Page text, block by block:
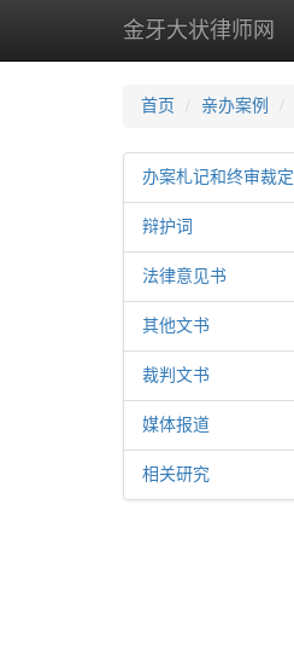
金牙大状律师网
首页 亲办案例
办案札记和终审裁定
辩护词
法律意见书
其他文书
裁判文书
媒体报道
相关研究